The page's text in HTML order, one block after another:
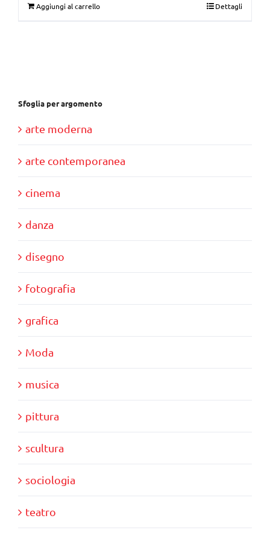
Aggiungi al carrello Dettagli
Sfoglia per argomento
arte moderna
arte contemporanea
cinema
danza
disegno
fotografia
grafica
Moda
musica
pittura
scultura
sociologia
teatro